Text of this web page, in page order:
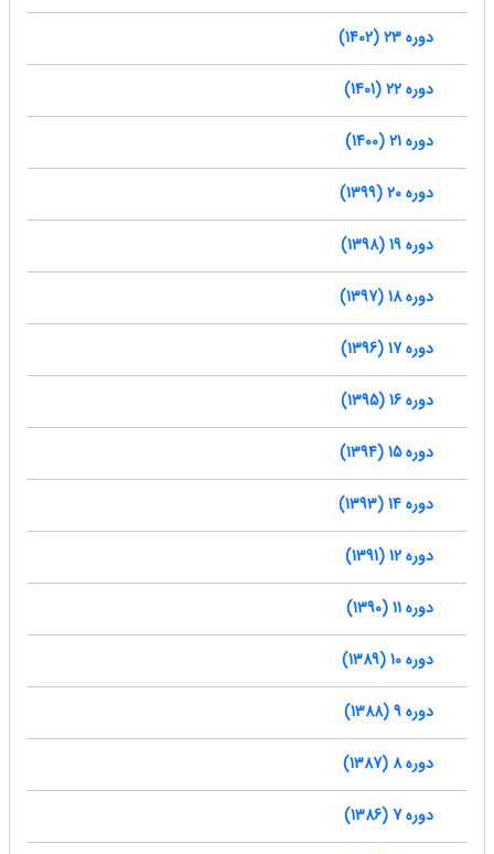
دوره 23 (1402)
دوره 22 (1401)
دوره 21 (1400)
دوره 20 (1399)
دوره 19 (1398)
دوره 18 (1397)
دوره 17 (1396)
دوره 16 (1395)
دوره 15 (1394)
دوره 14 (1393)
دوره 12 (1391)
دوره 11 (1390)
دوره 10 (1389)
دوره 9 (1388)
دوره 8 (1387)
دوره 7 (1386)